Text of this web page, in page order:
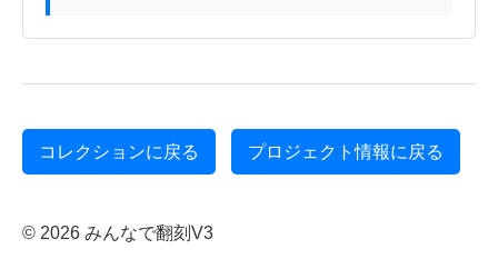
コレクションに戻る プロジェクト情報に戻る
© 2026 みんなで翻刻V3